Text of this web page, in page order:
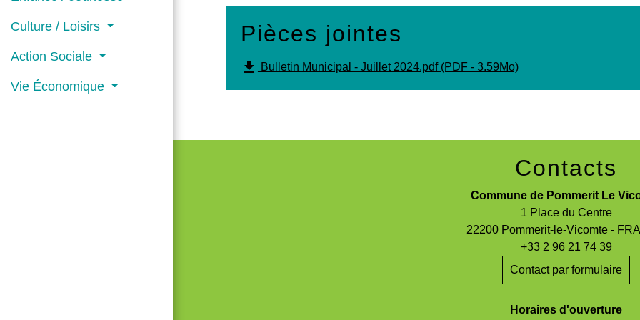
Culture / Loisirs
Action Sociale
Vie Économique
Pièces jointes
file_download Bulletin Municipal - Juillet 2024.pdf (PDF - 3.59Mo)
Contacts
Commune de Pommerit Le
1 Place du Centre
22200 Pommerit-le-Vicomte -
+33 2 96 21 74 39
Contact par formulaire
Horaires d'ouverture